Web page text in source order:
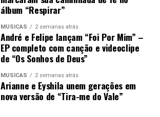
álbum “Respirar”
MÚSICAS 2 semanas atrás
André e Felipe lançam “Foi Por Mim” –
EP completo com canção e videoclipe
de “Os Sonhos de Deus”
MÚSICAS 2 semanas atrás
Arianne e Eyshila unem gerações em
nova versão de “Tira-me do Vale”